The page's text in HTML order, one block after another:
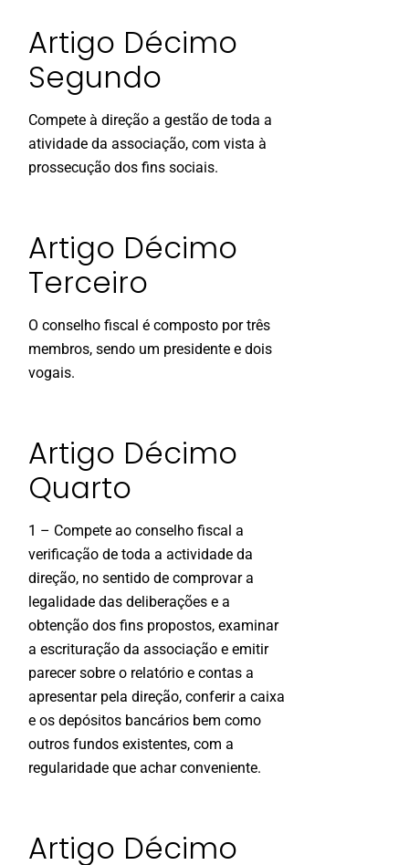
Artigo Décimo
Segundo
Compete à direção a gestão de toda a
atividade da associação, com vista à
prossecução dos fins sociais.
Artigo Décimo
Terceiro
O conselho fiscal é composto por três
membros, sendo um presidente e dois
vogais.
Artigo Décimo
Quarto
1 – Compete ao conselho fiscal a
verificação de toda a actividade da
direção, no sentido de comprovar a
legalidade das deliberações e a
obtenção dos fins propostos, examinar
a escrituração da associação e emitir
parecer sobre o relatório e contas a
apresentar pela direção, conferir a caixa
e os depósitos bancários bem como
outros fundos existentes, com a
regularidade que achar conveniente.
Artigo Décimo